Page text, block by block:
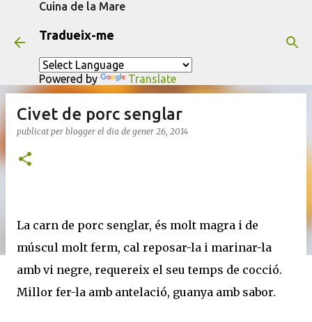
Cuina de la Mare
Tradueix-me
Powered by Translate
Civet de porc senglar
publicat per blogger el dia de gener 26, 2014
La carn de porc senglar, és molt magra i de
múscul molt ferm, cal reposar-la i marinar-la
amb vi negre, requereix el seu temps de cocció.
Millor fer-la amb antelació, guanya amb sabor.